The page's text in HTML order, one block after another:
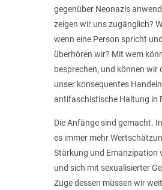
gegenüber Neonazis
zeigen wir uns zugänglich?
wenn eine Person spricht
überhören wir? Mit wem
besprechen, und können wir
unser konsequentes
antifaschistische Haltung in
Die Anfänge sind gemacht.
es immer mehr
Stärkung und Emanzipation
und sich mit sexualisierter
Zuge dessen müssen wir